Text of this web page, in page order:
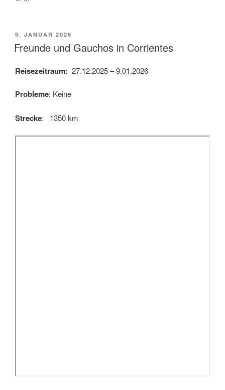
VERÖFFENTLICHT
AM
9. JANUAR 2026
Freunde und Gauchos in Corrientes
Reisezeitraum: 27.12.2025 – 9.01.2026
Probleme: Keine
Strecke: 1350 km